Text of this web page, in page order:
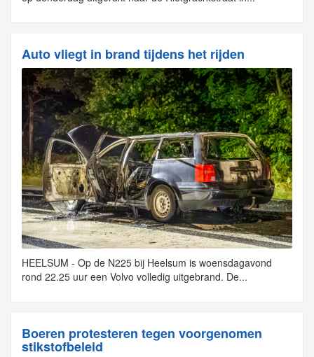
Auto vliegt in brand tijdens het rijden
HEELSUM - Op de N225 bij Heelsum is woensdagavond
rond 22.25 uur een Volvo volledig uitgebrand. De...
Boeren protesteren tegen voorgenomen
stikstofbeleid